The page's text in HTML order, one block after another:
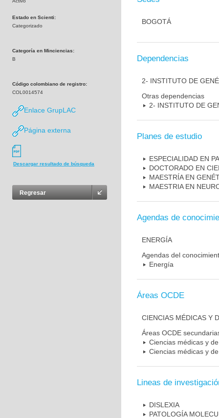
Estado en Scienti:
Categorizado
Categoría en Minciencias:
B
Código colombiano de registro:
COL0014574
Enlace GrupLAC
Página externa
Descargar resultado de búsqueda
Regresar
BOGOTÁ
Dependencias
2- INSTITUTO DE
Otras dependencias
2- INSTITUTO DE
Planes de estudio
ESPECIALIDAD EN
DOCTORADO EN
MAESTRÍA EN
MAESTRIA EN
Agendas de
ENERGÍA
Agendas del
Energía
Áreas OCDE
CIENCIAS MÉDICAS Y
Áreas OCDE
Ciencias médicas y
Ciencias médicas y
Lineas de
DISLEXIA
PATOLOGÍA